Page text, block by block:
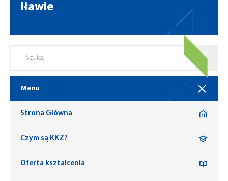
Iławie
Menu
Strona Główna
Czym są KKZ?
Oferta kształcenia